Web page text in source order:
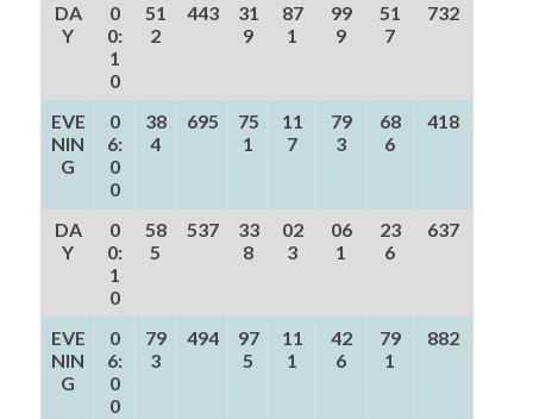
DA
Y
0
0:
1
0
51
2
443
31
9
87
1
99
9
51
7
732
EVE
NIN
G
0
6:
0
0
38
4
695
75
1
11
7
79
3
68
6
418
DA
Y
0
0:
1
0
58
5
537
33
8
02
3
06
1
23
6
637
EVE
NIN
G
0
6:
0
0
79
3
494
97
5
11
1
42
6
79
1
882